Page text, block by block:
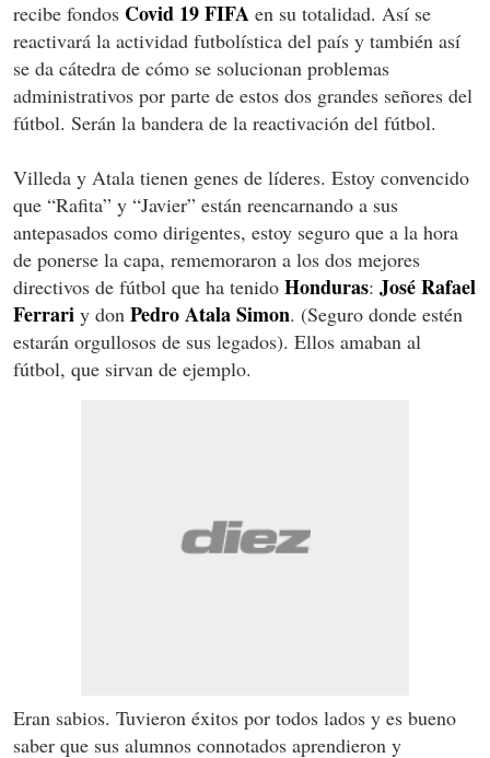
recibe fondos Covid 19 FIFA en su totalidad. Así se
reactivará la actividad futbolística del país y también así
se da cátedra de cómo se solucionan problemas
administrativos por parte de estos dos grandes señores del
fútbol. Serán la bandera de la reactivación del fútbol.
Villeda y Atala tienen genes de líderes. Estoy convencido
que “Rafita” y “Javier” están reencarnando a sus
antepasados como dirigentes, estoy seguro que a la hora
de ponerse la capa, rememoraron a los dos mejores
directivos de fútbol que ha tenido Honduras: José Rafael
Ferrari y don Pedro Atala Simon. (Seguro donde estén
estarán orgullosos de sus legados). Ellos amaban al
fútbol, que sirvan de ejemplo.
Eran sabios. Tuvieron éxitos por todos lados y es bueno
saber que sus alumnos connotados aprendieron y